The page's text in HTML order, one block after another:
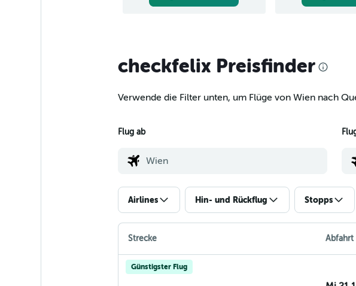
checkfelix Preisfinder
Verwende die Filter unten, um Flüge von Wien nach
Flug ab
Airlines Hin- und Rückflug Stopps
Strecke Abfahrt
Günstigster Flug